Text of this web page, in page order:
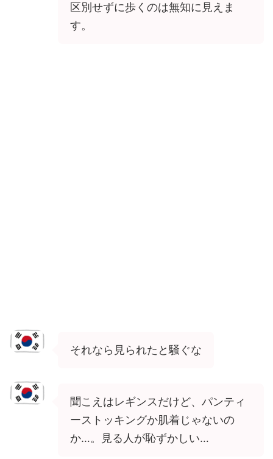
区別せずに歩くのは無知に見えま
す。
それなら見られたと騒ぐな
聞こえはレギンスだけど、パンティ
ーストッキングか肌着じゃないの
か…。見る人が恥ずかしい…